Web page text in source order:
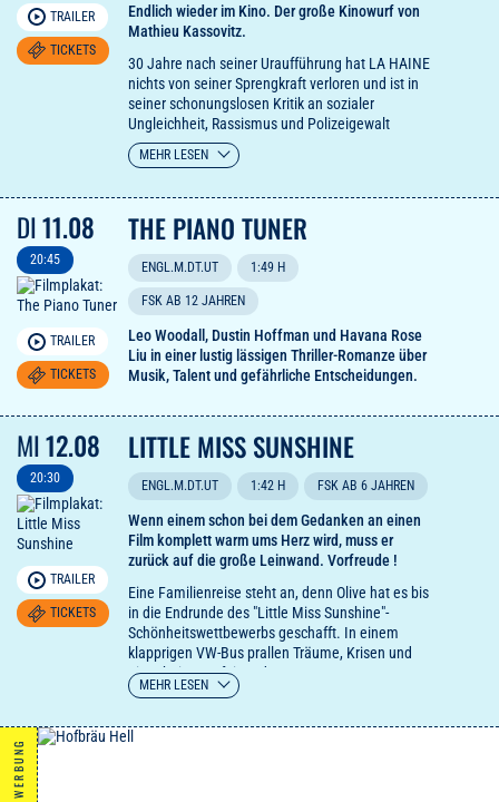
TRAILER
TICKETS
Endlich wieder im Kino. Der große Kinowurf von
Mathieu Kassovitz.
30 Jahre nach seiner Uraufführung hat LA HAINE
nichts von seiner Sprengkraft verloren und ist in
seiner schonungslosen Kritik an sozialer
Ungleichheit, Rassismus und Polizeigewalt
aktueller denn je. Ein filmischer Wutausbruch, der
Generationen prägte und dessen Einfluss noch
Mathieu Kassovitz wurde für LA HAINE bei den
Filmfestspielen von Cannes mit dem Preis für die
beste Regie ausgezeichnet, während die
Hauptdarsteller Vincent Cassel, Saïd Taghmaoui
Leistungen den Grundstein für große Karrieren
MEHR LESEN
DI11.08
20:45
TRAILER
TICKETS
THE PIANO TUNER
ENGL.M.DT.UT 1:49 H
FSK AB 12 JAHREN
Leo Woodall, Dustin Hoffman und Havana Rose
Liu in einer lustig lässigen Thriller-Romanze über
Musik, Talent und gefährliche Entscheidungen.
MI12.08
20:30
TRAILER
TICKETS
LITTLE MISS SUNSHINE
ENGL.M.DT.UT 1:42 H FSK AB 6 JAHREN
Wenn einem schon bei dem Gedanken an einen
Film komplett warm ums Herz wird, muss er
zurück auf die große Leinwand. Vorfreude !
Eine Familienreise steht an, denn Olive hat es bis
in die Endrunde des "Little Miss Sunshine"-
Schönheitswettbewerbs geschafft. In einem
klapprigen VW-Bus prallen Träume, Krisen und
Eigenheiten aufeinander – vom
erfolgsbesessenen Vater bis zum schweigsamen
Onkel, der allen die Welt erklären will. Zwischen
MEHR LESEN
WERBUNG